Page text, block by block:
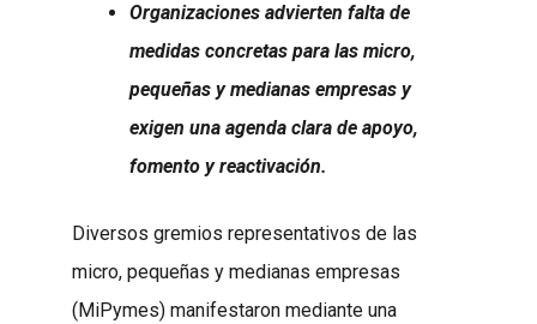
Organizaciones advierten falta de
medidas concretas para las micro,
pequeñas y medianas empresas y
exigen una agenda clara de apoyo,
fomento y reactivación.
Diversos gremios representativos de las
micro, pequeñas y medianas empresas
(MiPymes) manifestaron mediante una